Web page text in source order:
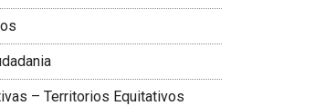
– Territorios Equitativos